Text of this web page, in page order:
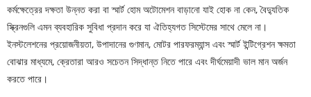
কর্মক্ষেত্রের দক্ষতা উন্নত করা বা স্মার্ট হোম অটোমেশন বাড়ানো যাই হোক না কেন, বৈদ্যুতিক
স্ক্রিনগুলি এমন ব্যবহারিক সুবিধা প্রদান করে যা ঐতিহ্যগত সিস্টেমের সাথে মেলে না।
ইনস্টলেশনের প্রয়োজনীয়তা, উপাদানের গুণমান, মোটর পারফরম্যান্স এবং স্মার্ট ইন্টিগ্রেশন ক্ষমতা
বোঝার মাধ্যমে, ক্রেতারা আরও সচেতন সিদ্ধান্ত নিতে পারে এবং দীর্ঘমেয়াদী ভাল মান অর্জন
করতে পারে।